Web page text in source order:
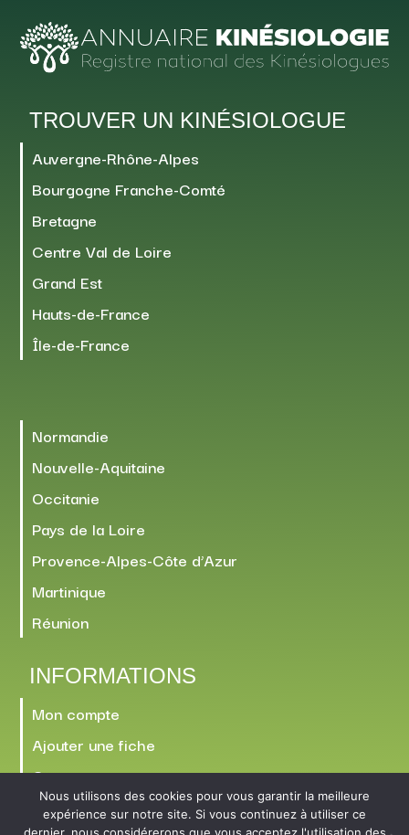
TROUVER UN KINÉSIOLOGUE
Auvergne-Rhône-Alpes
Bourgogne Franche-Comté
Bretagne
Centre Val de Loire
Grand Est
Hauts-de-France
Île-de-France
Normandie
Nouvelle-Aquitaine
Occitanie
Pays de la Loire
Provence-Alpes-Côte d’Azur
Martinique
Réunion
INFORMATIONS
Mon compte
Ajouter une fiche
Contact
Nous utilisons des cookies pour vous garantir la meilleure
expérience sur notre site. Si vous continuez à utiliser ce